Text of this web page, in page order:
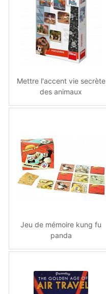
Mettre l'accent vie secrète
des animaux
Jeu de mémoire kung fu
panda